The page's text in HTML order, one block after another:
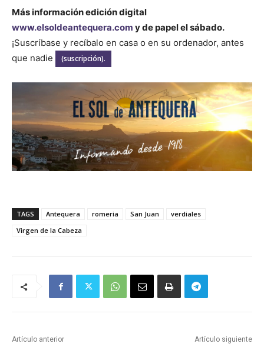
Más información edición digital
www.elsoldeantequera.com y de papel el sábado.
¡Suscríbase y recíbalo en casa o en su ordenador, antes
que nadie
(suscripción).
TAGS Antequera romeria San Juan
verdiales
Virgen de la Cabeza
Artículo anterior Artículo siguiente